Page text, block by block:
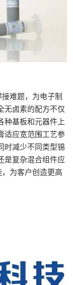
难题，为电子制
无卤素的配方不仅
种基板和元器件上
适应宽范围工艺参
时减少不同类型锡
是复杂混合组件应
为客户创造更高